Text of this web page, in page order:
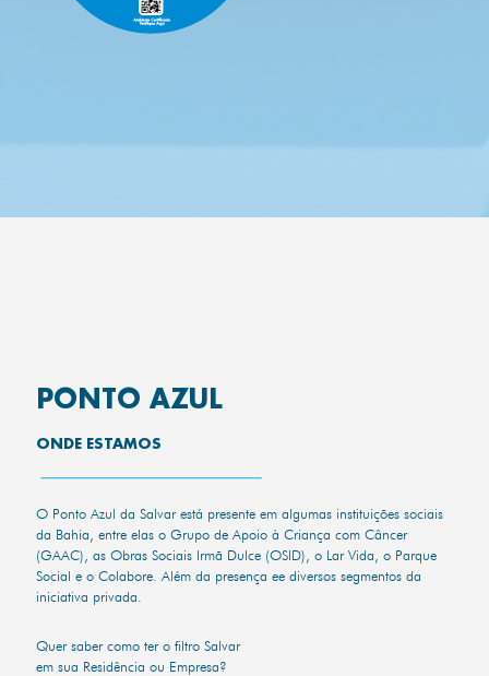
PONTO AZUL
ONDE ESTAMOS
O Ponto Azul da Salvar está presente em algumas instituições sociais
da Bahia, entre elas o Grupo de Apoio à Criança com Câncer
(GAAC), as Obras Sociais Irmã Dulce (OSID), o Lar Vida, o Parque
Social e o Colabore. Além da presença ee diversos segmentos da
iniciativa privada.
Quer saber como ter o filtro Salvar
em sua Residência ou Empresa?